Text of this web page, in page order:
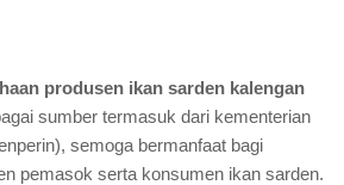
produsen ikan sarden kalengan
sumber termasuk dari kementerian
semoga bermanfaat bagi
pemasok serta konsumen ikan sarden.